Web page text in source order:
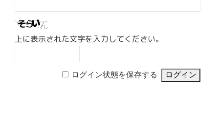
上に表示された文字を入力してください。
ログイン状態を保存する